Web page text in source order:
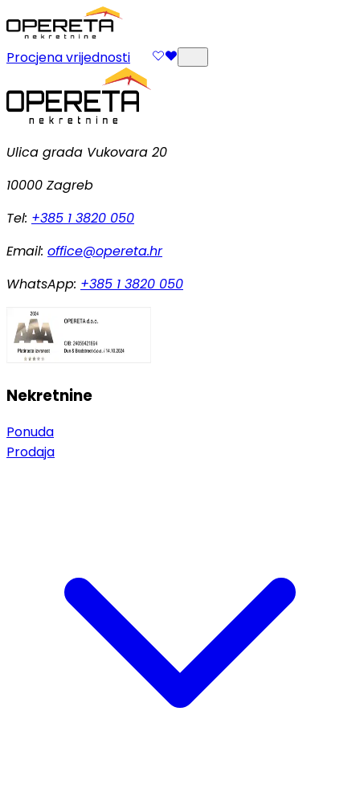
Procjena vrijednosti
Ulica grada Vukovara 20
10000 Zagreb
Tel: +385 1 3820 050
Email: office@opereta.hr
WhatsApp: +385 1 3820 050
Nekretnine
Ponuda
Prodaja